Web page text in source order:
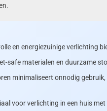
en energiezuinige verlichting
safe materialen en duurzame
minimaliseert onnodig
voor verlichting in een huis